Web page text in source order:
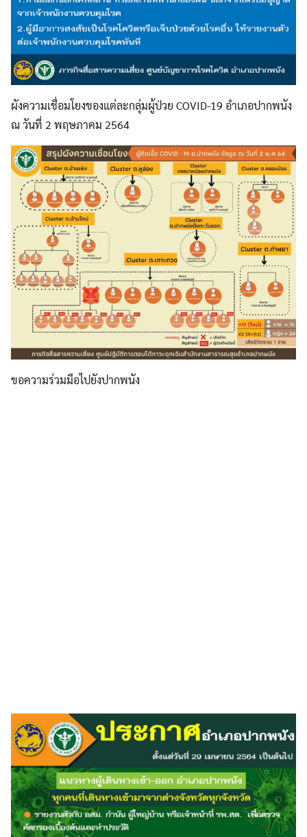
ผังความเชื่อมโยงของแต่ละกลุ่มผู้ป่วย COVID-19 อำเภอปากพนัง
ณ วันที่ 2 พฤษภาคม 2564
ขอความร่วมมือไปยังปากพนัง